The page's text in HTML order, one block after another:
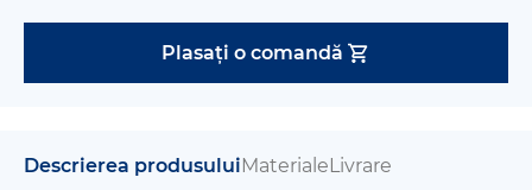
Plasați o comandă
Descrierea produsuluiMaterialeLivrare